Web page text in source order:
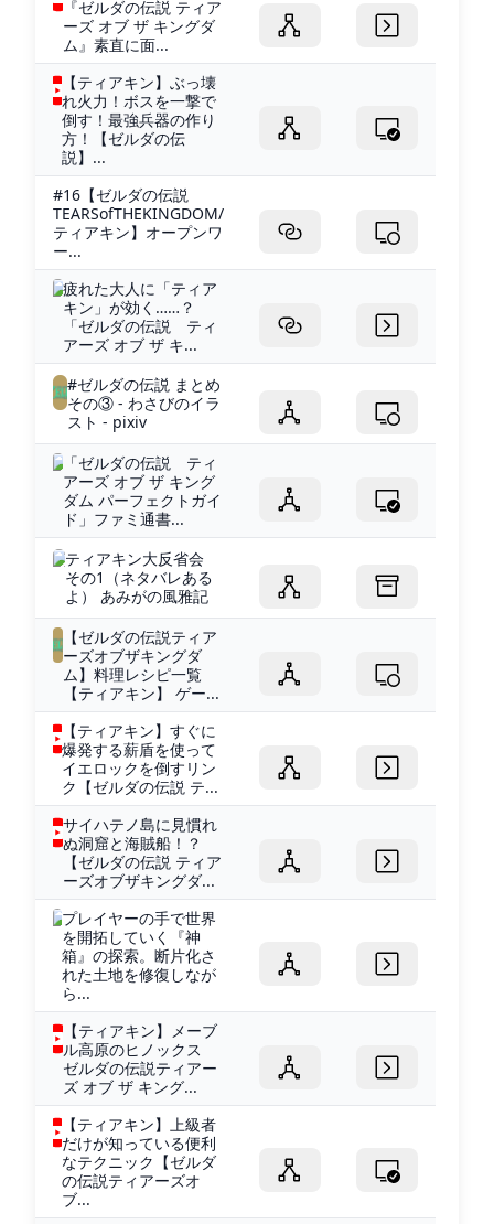
『ゼルダの伝説 ティア
ーズ オブ ザ キングダ
ム』素直に面...
【ティアキン】ぶっ壊
れ火力！ボスを一撃で
倒す！最強兵器の作り
方！【ゼルダの伝
説】...
#16【ゼルダの伝説
TEARSofTHEKINGDOM/
ティアキン】オープンワ
ー...
疲れた大人に「ティア
キン」が効く……？
「ゼルダの伝説 ティ
アーズ オブ ザ キ...
#ゼルダの伝説 まとめ
その③ - わさびのイラ
スト - pixiv
「ゼルダの伝説 ティ
アーズ オブ ザ キング
ダム パーフェクトガイ
ド」ファミ通書...
ティアキン大反省会
その1（ネタバレある
よ） あみがの風雅記
【ゼルダの伝説ティア
ーズオブザキングダ
ム】料理レシピ一覧
【ティアキン】 ゲー...
【ティアキン】すぐに
爆発する薪盾を使って
イエロックを倒すリン
ク【ゼルダの伝説 テ...
サイハテノ島に見慣れ
ぬ洞窟と海賊船！？
【ゼルダの伝説 ティア
ーズオブザキングダ...
プレイヤーの手で世界
を開拓していく『神
箱』の探索。断片化さ
れた土地を修復しなが
ら...
【ティアキン】メーブ
ル高原のヒノックス
ゼルダの伝説ティアー
ズ オブ ザ キング...
【ティアキン】上級者
だけが知っている便利
なテクニック【ゼルダ
の伝説ティアーズオ
ブ...